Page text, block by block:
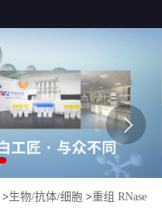
>生物/抗体/细胞 >重组 RNase